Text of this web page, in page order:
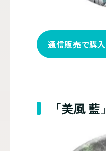
通信販売で購入
「美風 藍」